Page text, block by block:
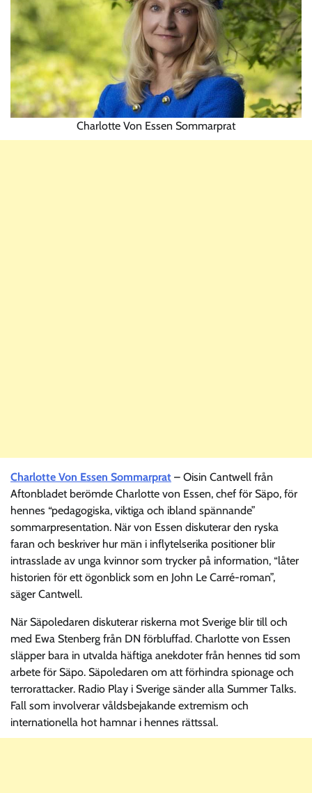
Charlotte Von Essen Sommarprat
Charlotte Von Essen Sommarprat – Oisin Cantwell från
Aftonbladet berömde Charlotte von Essen, chef för Säpo, för
hennes “pedagogiska, viktiga och ibland spännande”
sommarpresentation. När von Essen diskuterar den ryska
faran och beskriver hur män i inflytelserika positioner blir
intrasslade av unga kvinnor som trycker på information, “låter
historien för ett ögonblick som en John Le Carré-roman”,
säger Cantwell.
När Säpoledaren diskuterar riskerna mot Sverige blir till och
med Ewa Stenberg från DN förbluffad. Charlotte von Essen
släpper bara in utvalda häftiga anekdoter från hennes tid som
arbete för Säpo. Säpoledaren om att förhindra spionage och
terrorattacker. Radio Play i Sverige sänder alla Summer Talks.
Fall som involverar våldsbejakande extremism och
internationella hot hamnar i hennes rättssal.